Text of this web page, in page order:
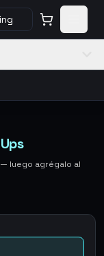
luego agrégalo al